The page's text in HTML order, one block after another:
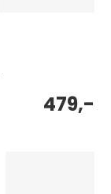
479,-